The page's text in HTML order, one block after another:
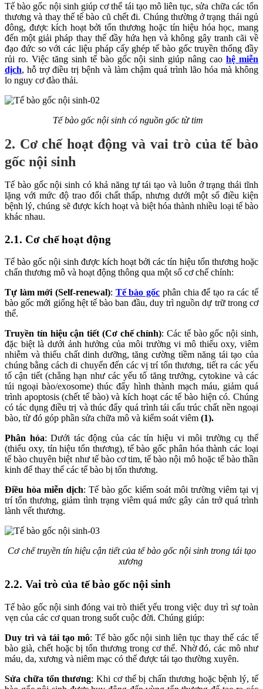
Tế bào gốc nội sinh giúp cơ thể tái tạo mô liên tục, sửa chữa các tổn
thương và thay thế tế bào cũ chết đi. Chúng thường ở trạng thái ngủ
đông, được kích hoạt bởi tổn thương hoặc tín hiệu hóa học, mang
đến một giải pháp thay thế đầy hứa hẹn và không gây tranh cãi về
đạo đức so với các liệu pháp cấy ghép tế bào gốc truyền thống đầy
rủi ro. Việc tăng sinh tế bào gốc nội sinh giúp nâng caohệ miễn
dịch, hỗ trợ điều trị bệnh và làm chậm quá trình lão hóa mà không
lo nguy cơ đào thải.
Tế bào gốc nội sinh có nguồn gốc từ tim
2. Cơ chế hoạt động và vai trò của tế bào
gốc nội sinh
Tế bào gốc nội sinh có khả năng tự tái tạo và luôn ở trạng thái tĩnh
lặng với mức độ trao đổi chất thấp, nhưng dưới một số điều kiện
bệnh lý, chúng sẽ được kích hoạt và biệt hóa thành nhiều loại tế bào
khác nhau.
2.1. Cơ chế hoạt động
Tế bào gốc nội sinh được kích hoạt bởi các tín hiệu tổn thương hoặc
chấn thương mô và hoạt động thông qua một số cơ chế chính:
Tự làm mới (Self-renewal): Tế bào gốc phân chia để tạo ra các tế
bào gốc mới giống hệt tế bào ban đầu, duy trì nguồn dự trữ trong cơ
thể.
Truyền tín hiệu cận tiết (Cơ chế chính): Các tế bào gốc nội sinh,
đặc biệt là dưới ảnh hưởng của môi trường vi mô thiếu oxy, viêm
nhiễm và thiếu chất dinh dưỡng, tăng cường tiềm năng tái tạo của
chúng bằng cách di chuyển đến các vị trí tổn thương, tiết ra các yếu
tố cận tiết (chẳng hạn như các yếu tố tăng trưởng, cytokine và các
túi ngoại bào/exosome) thúc đẩy hình thành mạch máu, giảm quá
trình apoptosis (chết tế bào) và kích hoạt các tế bào hiện có. Chúng
có tác dụng điều trị và thúc đẩy quá trình tái cấu trúc chất nền ngoại
bào, từ đó góp phần sửa chữa mô và kiểm soát viêm (1).
Phân hóa: Dưới tác động của các tín hiệu vi môi trường cụ thể
(thiếu oxy, tín hiệu tổn thương), tế bào gốc phân hóa thành các loại
tế bào chuyên biệt như tế bào cơ tim, tế bào nội mô hoặc tế bào thần
kinh để thay thế các tế bào bị tổn thương.
Điều hòa miễn dịch: Tế bào gốc kiểm soát môi trường viêm tại vị
trí tổn thương, giảm tình trạng viêm quá mức gây cản trở quá trình
lành vết thương.
Cơ chế truyền tín hiệu cận tiết của tế bào gốc nội sinh trong tái tạo
xương
2.2. Vai trò của tế bào gốc nội sinh
Tế bào gốc nội sinh đóng vai trò thiết yếu trong việc duy trì sự toàn
vẹn của các cơ quan trong suốt cuộc đời. Chúng giúp:
Duy trì và tái tạo mô: Tế bào gốc nội sinh liên tục thay thế các tế
bào già, chết hoặc bị tổn thương trong cơ thể. Nhờ đó, các mô như
máu, da, xương và niêm mạc có thể được tái tạo thường xuyên.
Sửa chữa tổn thương: Khi cơ thể bị chấn thương hoặc bệnh lý, tế